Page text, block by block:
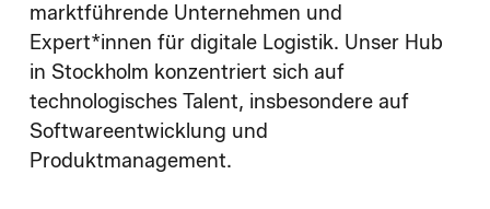
Wie wir einstellen
marktführende Unternehmen und
Expert*innen für digitale Logistik. Unser Hub
in Stockholm konzentriert sich auf
technologisches Talent, insbesondere auf
Softwareentwicklung und
Produktmanagement.